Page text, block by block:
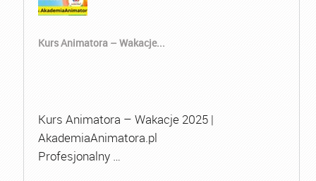
Kurs Animatora – Wakacje...
Kurs Animatora – Wakacje 2025 |
AkademiaAnimatora.pl
Profesjonalny …